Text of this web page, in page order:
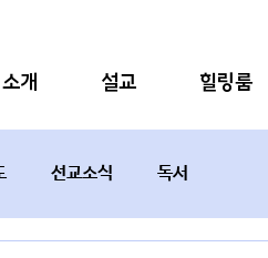
소개 설교 힐링룸
선교소식 독서